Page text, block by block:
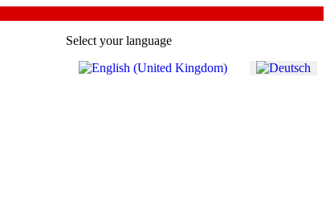
Select your language